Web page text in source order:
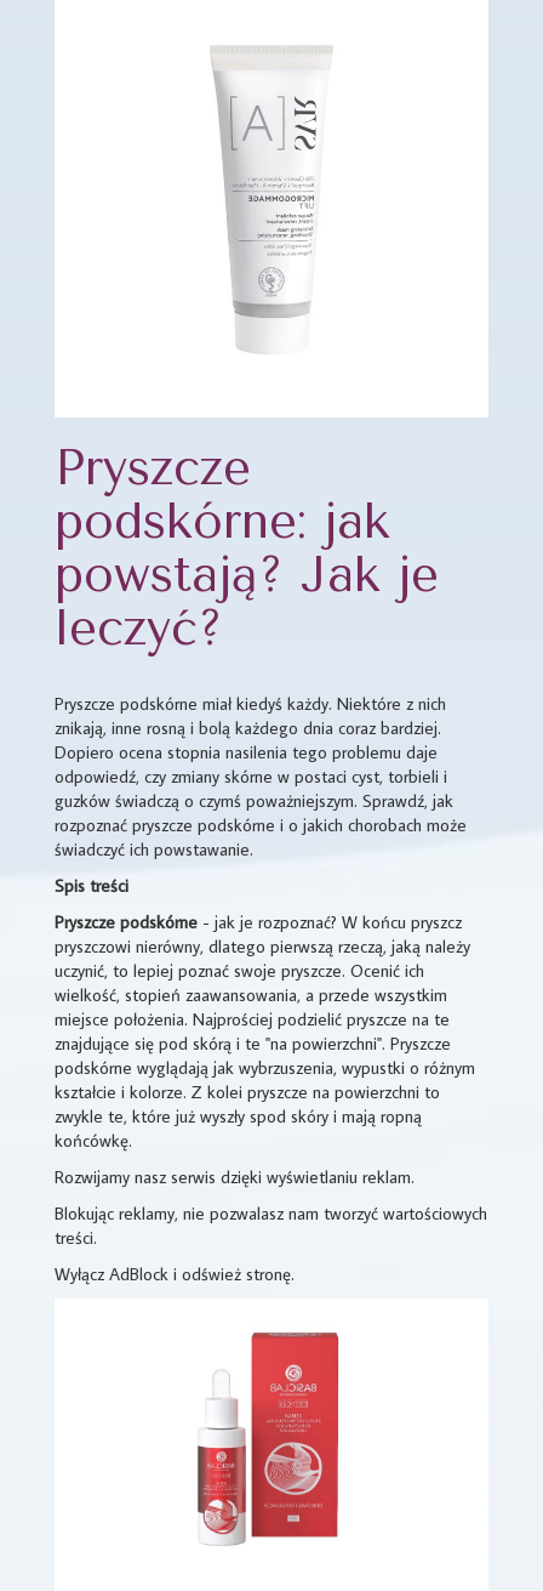
Pryszcze
podskórne: jak
powstają? Jak je
leczyć?
Pryszcze podskórne miał kiedyś każdy. Niektóre z nich
znikają, inne rosną i bolą każdego dnia coraz bardziej.
Dopiero ocena stopnia nasilenia tego problemu daje
odpowiedź, czy zmiany skórne w postaci cyst, torbieli i
guzków świadczą o czymś poważniejszym. Sprawdź, jak
rozpoznać pryszcze podskórne i o jakich chorobach może
świadczyć ich powstawanie.
Spis treści
Pryszcze podskórne - jak je rozpoznać? W końcu pryszcz
pryszczowi nierówny, dlatego pierwszą rzeczą, jaką należy
uczynić, to lepiej poznać swoje pryszcze. Ocenić ich
wielkość, stopień zaawansowania, a przede wszystkim
miejsce położenia. Najprościej podzielić pryszcze na te
znajdujące się pod skórą i te "na powierzchni". Pryszcze
podskórne wyglądają jak wybrzuszenia, wypustki o różnym
kształcie i kolorze. Z kolei pryszcze na powierzchni to
zwykle te, które już wyszły spod skóry i mają ropną
końcówkę.
Rozwijamy nasz serwis dzięki wyświetlaniu reklam.
Blokując reklamy, nie pozwalasz nam tworzyć wartościowych
treści.
Wyłącz AdBlock i odśwież stronę.